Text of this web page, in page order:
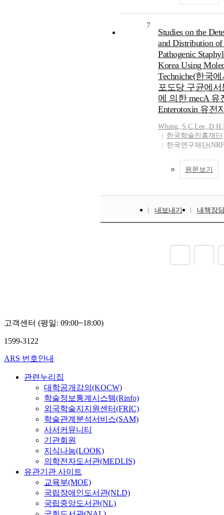
7
Studies on the
and Distribution
Pathogenic
Korea Using
Techniche(한국
포도당 구균에
에 의한 mecA
Enterotoxin 유전
Whang,,S,C,Lee,,D,H,
한국학술진흥재단
한국연구재단
원문보기
내보내기 내책장
고객센터 (평일: 09:00~18:00)
1599-3122
ARS 번호안내
관련누리집
대학공개강의(KOCW)
학술정보통계시스템(Rinfo)
외국학술지지원센터(FRIC)
학술관계분석서비스(SAM)
사서커뮤니티
기관회원
지식나눔(LOOK)
의학전자도서관(MEDLIS)
유관기관 사이트
교육부(MOE)
국립장애인도서관(NLD)
국립중앙도서관(NL)